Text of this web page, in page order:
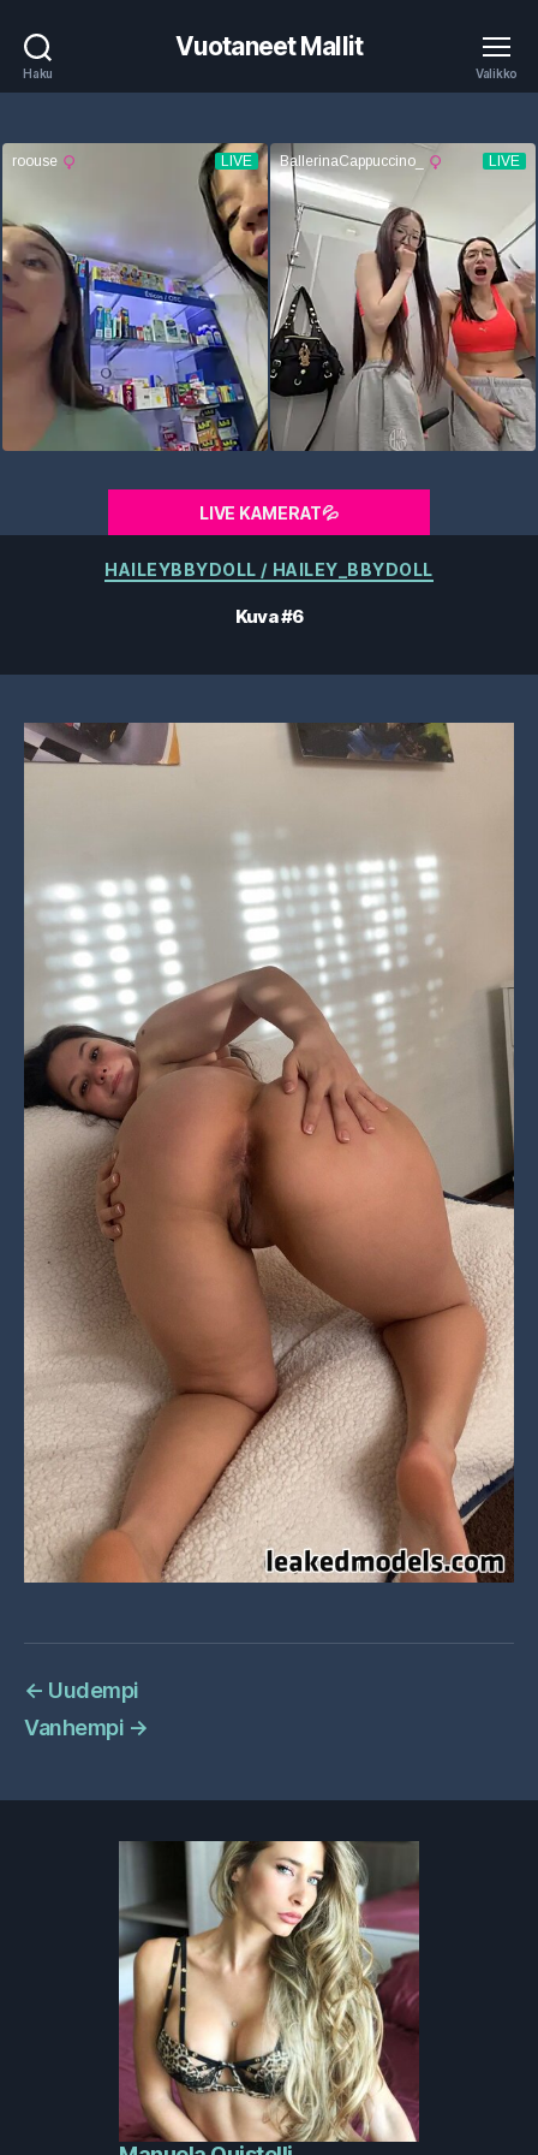
Haku
Vuotaneet Mallit
Valikko
LIVE KAMERAT💦
Kategoriat
HAILEYBBYDOLL / HAILEY_BBYDOLL
Kuva #6
← Uudempi
Vanhempi →